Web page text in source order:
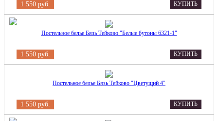
1 550 руб. КУПИТЬ
Постельное белье Бязь Тейково "Белые бутоны 6321-1"
1 550 руб. КУПИТЬ
Постельное белье Бязь Тейково "Цветущий 4"
1 550 руб. КУПИТЬ